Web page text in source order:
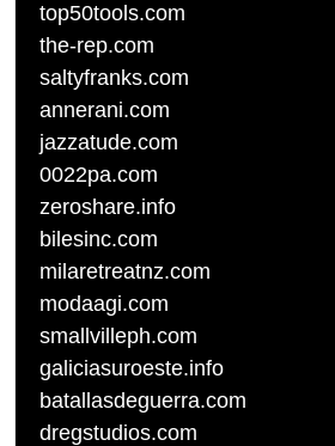
top50tools.com
the-rep.com
saltyfranks.com
annerani.com
jazzatude.com
0022pa.com
zeroshare.info
bilesinc.com
milaretreatnz.com
modaagi.com
smallvilleph.com
galiciasuroeste.info
batallasdeguerra.com
dregstudios.com